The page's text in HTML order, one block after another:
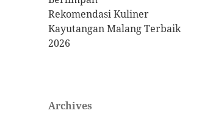
Rekomendasi Kuliner
Kayutangan Malang Terbaik
2026
Archives